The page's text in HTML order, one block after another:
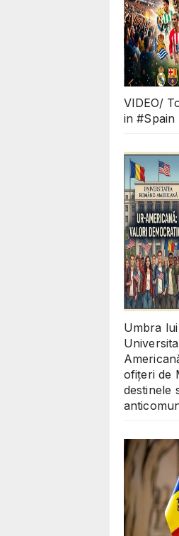
VIDEO/
in #Spain
Umbra
ofițeri de
destinele